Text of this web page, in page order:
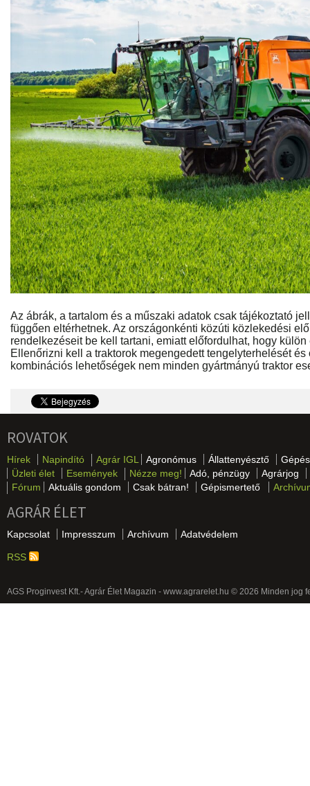
Az ábrák, a tartalom és a műszaki adatok csak tájékoztató
függően eltérhetnek. Az országonkénti közúti közlekedési
rendelkezéseit be kell tartani, emiatt előfordulhat, hogy
Ellenőrizni kell a traktorok megengedett tengelyterhelését és
kombinációs lehetőségek nem minden gyártmányú traktor
ROVATOK
Hírek Napindító Agrár IGL Agronómus Állattenyésztő
Üzleti élet
Események Nézze meg! Adó, pénzügy
Agrárjog
Fórum
Aktuális gondom Csak bátran! Gépismertető
AGRÁR ÉLET
Kapcsolat Impresszum Archívum Adatvédelem
RSS
AGS Proginvest Kft.- Agrár Élet Magazin - www.agrarelet.hu © 2026 Minden jog